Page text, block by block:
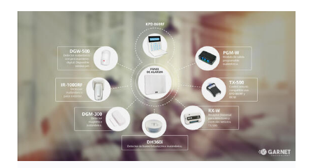
algunos lugares persisten, ¿cuánto tiempo más
queda de esta tecnología
en países de Latinoamérica?. Teniendo en cuenta
que las centrales por par de cobre están
quedando obsoletas
¿Es confiable la tecnología de comunicación
alternativa para un panel de alarma?
¿o acaso los beneficios que ofrece un sistema de
alarma conectado vía Internet aún no se
perciben?